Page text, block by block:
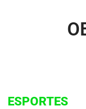
ESPORTES